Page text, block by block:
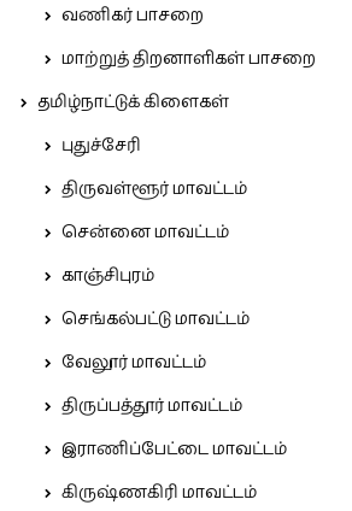
வணிகர் பாசறை
மாற்றுத் திறனாளிகள் பாசறை
தமிழ்நாட்டுக் கிளைகள்
புதுச்சேரி
திருவள்ளூர் மாவட்டம்
சென்னை மாவட்டம்
காஞ்சிபுரம்
செங்கல்பட்டு மாவட்டம்
வேலூர் மாவட்டம்
திருப்பத்தூர் மாவட்டம்
இராணிப்பேட்டை மாவட்டம்
கிருஷ்ணகிரி மாவட்டம்